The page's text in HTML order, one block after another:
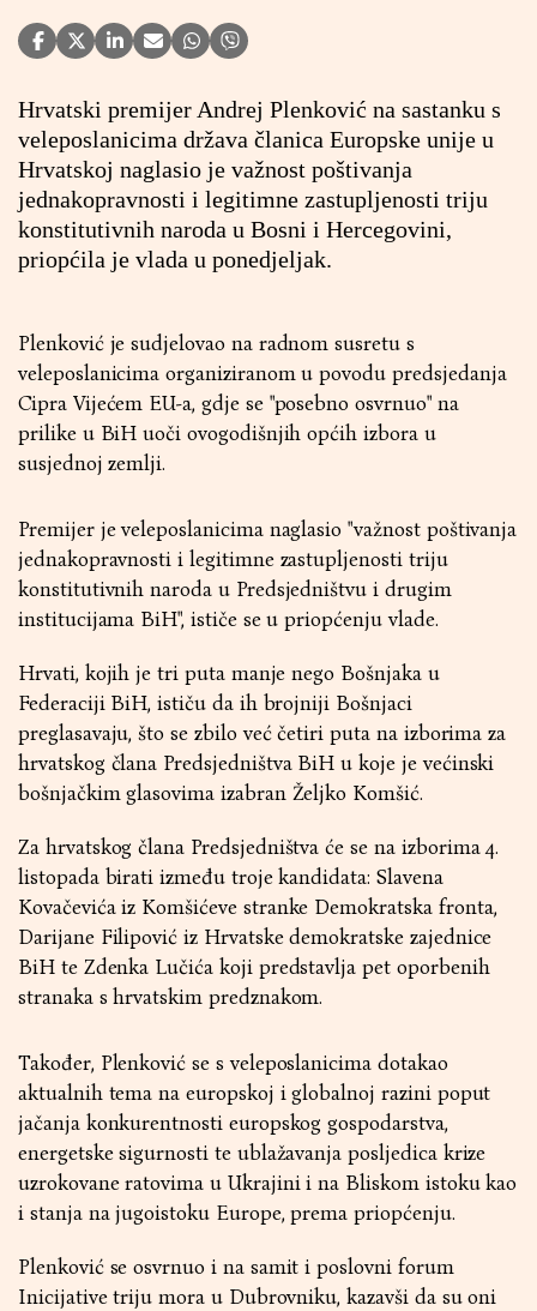
Hrvatski premijer Andrej Plenković na sastanku s
veleposlanicima država članica Europske unije u
Hrvatskoj naglasio je važnost poštivanja
jednakopravnosti i legitimne zastupljenosti triju
konstitutivnih naroda u Bosni i Hercegovini,
priopćila je vlada u ponedjeljak.
Plenković je sudjelovao na radnom susretu s
veleposlanicima organiziranom u povodu predsjedanja
Cipra Vijećem EU-a, gdje se "posebno osvrnuo" na
prilike u BiH uoči ovogodišnjih općih izbora u
susjednoj zemlji.
Premijer je veleposlanicima naglasio "važnost poštivanja
jednakopravnosti i legitimne zastupljenosti triju
konstitutivnih naroda u Predsjedništvu i drugim
institucijama BiH", ističe se u priopćenju vlade.
Hrvati, kojih je tri puta manje nego Bošnjaka u
Federaciji BiH, ističu da ih brojniji Bošnjaci
preglasavaju, što se zbilo već četiri puta na izborima za
hrvatskog člana Predsjedništva BiH u koje je većinski
bošnjačkim glasovima izabran Željko Komšić.
Za hrvatskog člana Predsjedništva će se na izborima 4.
listopada birati između troje kandidata: Slavena
Kovačevića iz Komšićeve stranke Demokratska fronta,
Darijane Filipović iz Hrvatske demokratske zajednice
BiH te Zdenka Lučića koji predstavlja pet oporbenih
stranaka s hrvatskim predznakom.
Također, Plenković se s veleposlanicima dotakao
aktualnih tema na europskoj i globalnoj razini poput
jačanja konkurentnosti europskog gospodarstva,
energetske sigurnosti te ublažavanja posljedica krize
uzrokovane ratovima u Ukrajini i na Bliskom istoku kao
i stanja na jugoistoku Europe, prema priopćenju.
Plenković se osvrnuo i na samit i poslovni forum
Inicijative triju mora u Dubrovniku, kazavši da su oni